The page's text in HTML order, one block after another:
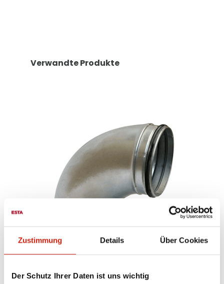
Zustimmung Details Über Cookies
Der Schutz Ihrer Daten ist uns wichtig
Verwandte Produkte
Bogen 90°